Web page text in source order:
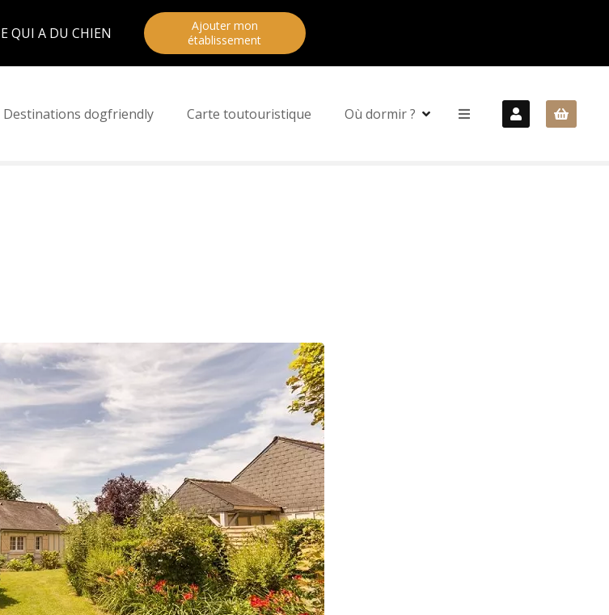
QUI A DU CHIEN
Ajouter mon
établissement
Destinations dogfriendly Carte toutouristique Où dormir ?